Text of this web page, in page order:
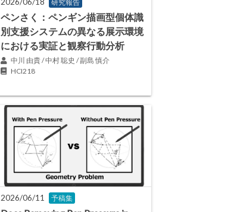
研究報告
ペンさく：ペンギン描画型個体識
別支援システムの異なる展示環境
における実証と観察行動分析
中川 由貴 / 中村 聡史 / 副島 慎介
HCI218
2026/06/11 予稿集